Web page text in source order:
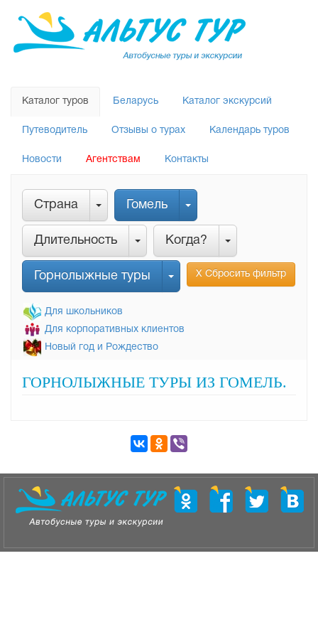
Каталог туров Беларусь Каталог экскурсий
Путеводитель Отзывы о турах Календарь туров
Новости Агентствам Контакты
Страна Гомель
Длительность Когда?
Горнолыжные туры Х Сбросить фильтр
Для школьников
Для корпоративных клиентов
Новый год и Рождество
ГОРНОЛЫЖНЫЕ ТУРЫ ИЗ ГОМЕЛЬ.